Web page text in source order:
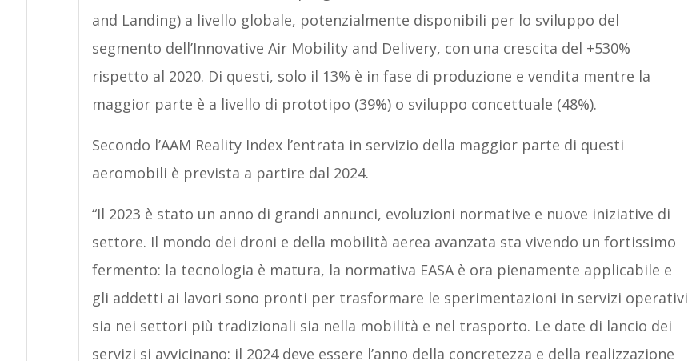
and Landing) a livello globale, potenzialmente disponibili per lo sviluppo del
segmento dell’Innovative Air Mobility and Delivery, con una crescita del +530%
rispetto al 2020. Di questi, solo il 13% è in fase di produzione e vendita mentre la
maggior parte è a livello di prototipo (39%) o sviluppo concettuale (48%).
Secondo l’AAM Reality Index l’entrata in servizio della maggior parte di questi
aeromobili è prevista a partire dal 2024.
“Il 2023 è stato un anno di grandi annunci, evoluzioni normative e nuove iniziative di
settore. Il mondo dei droni e della mobilità aerea avanzata sta vivendo un fortissimo
fermento: la tecnologia è matura, la normativa EASA è ora pienamente applicabile e
gli addetti ai lavori sono pronti per trasformare le sperimentazioni in servizi operativi
sia nei settori più tradizionali sia nella mobilità e nel trasporto. Le date di lancio dei
servizi si avvicinano: il 2024 deve essere l’anno della concretezza e della realizzazione